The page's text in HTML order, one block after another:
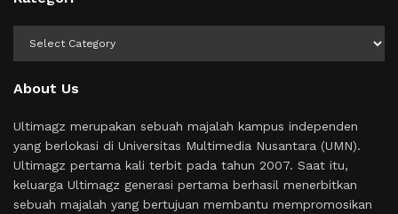
About Us
Ultimagz merupakan sebuah majalah kampus independen
yang berlokasi di Universitas Multimedia Nusantara (UMN).
Ultimagz pertama kali terbit pada tahun 2007. Saat itu,
keluarga Ultimagz generasi pertama berhasil menerbitkan
sebuah majalah yang bertujuan membantu mempromosikan